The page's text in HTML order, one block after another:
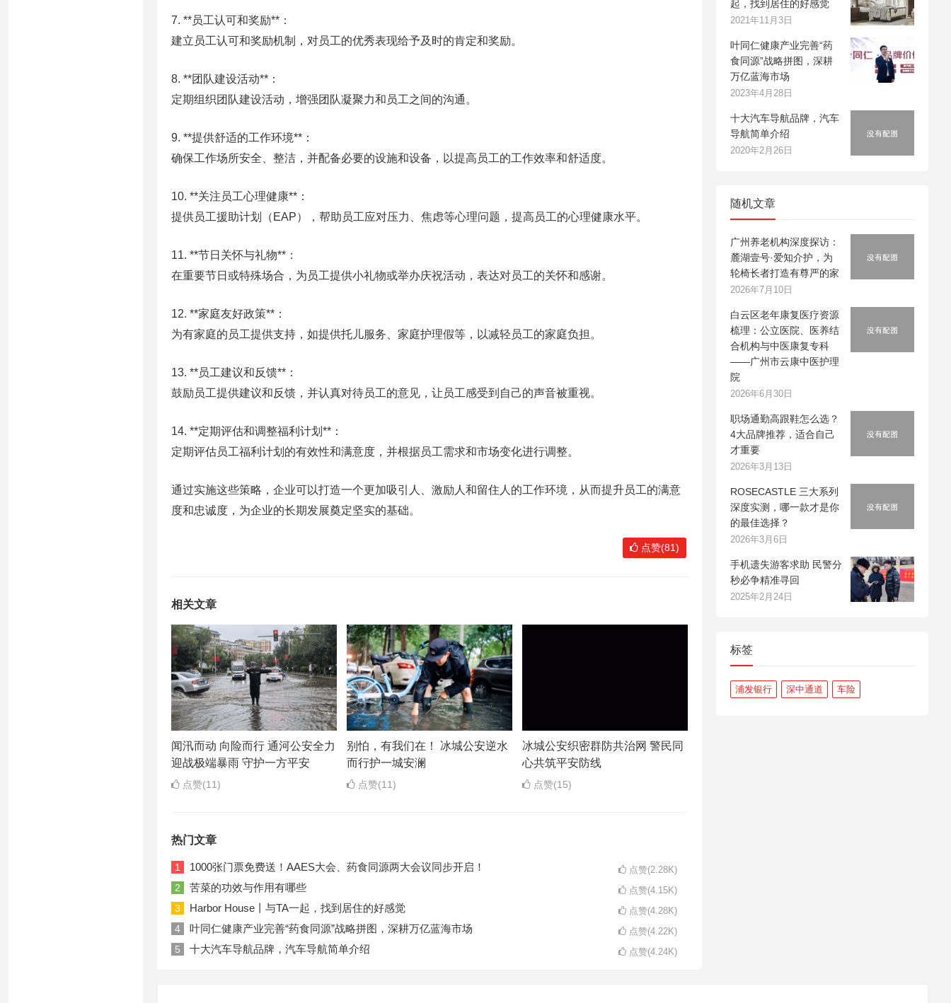
7. **员工认可和奖励**：
建立员工认可和奖励机制，对员工的优秀表现给予及时的肯定和奖励。
8. **团队建设活动**：
定期组织团队建设活动，增强团队凝聚力和员工之间的沟通。
9. **提供舒适的工作环境**：
确保工作场所安全、整洁，并配备必要的设施和设备，以提高员工的工作效率和舒适度。
10. **关注员工心理健康**：
提供员工援助计划（EAP），帮助员工应对压力、焦虑等心理问题，提高员工的心理健康水平。
11. **节日关怀与礼物**：
在重要节日或特殊场合，为员工提供小礼物或举办庆祝活动，表达对员工的关怀和感谢。
12. **家庭友好政策**：
为有家庭的员工提供支持，如提供托儿服务、家庭护理假等，以减轻员工的家庭负担。
13. **员工建议和反馈**：
鼓励员工提供建议和反馈，并认真对待员工的意见，让员工感受到自己的声音被重视。
14. **定期评估和调整福利计划**：
定期评估员工福利计划的有效性和满意度，并根据员工需求和市场变化进行调整。
通过实施这些策略，企业可以打造一个更加吸引人、激励人和留住人的工作环境，从而提升员工的满意
度和忠诚度，为企业的长期发展奠定坚实的基础。
点赞(81)
相关文章
闻汛而动 向险而行 通河公安全力
迎战极端暴雨 守护一方平安
点赞(11)
别怕，有我们在！ 冰城公安逆水
而行护一城安澜
点赞(11)
冰城公安织密群防共治网 警民同
心共筑平安防线
点赞(15)
热门文章
1 1000张门票免费送！AAES大会、药食同源两大会议同步开启！ 点赞(2.28K)
2 苦菜的功效与作用有哪些 点赞(4.15K)
3 Harbor House丨与TA一起，找到居住的好感觉 点赞(4.28K)
4 叶同仁健康产业完善“药食同源”战略拼图，深耕万亿蓝海市场 点赞(4.22K)
5 十大汽车导航品牌，汽车导航简单介绍 点赞(4.24K)
起，找到居住的好感觉
2021年11月3日
叶同仁健康产业完善“药
食同源”战略拼图，深耕
万亿蓝海市场
2023年4月28日
十大汽车导航品牌，汽车
导航简单介绍
2020年2月26日
随机文章
广州养老机构深度探访：
麓湖壹号·爱知介护，为
轮椅长者打造有尊严的家
2026年7月10日
白云区老年康复医疗资源
梳理：公立医院、医养结
合机构与中医康复专科
——广州市云康中医护理
院
2026年6月30日
职场通勤高跟鞋怎么选？
4大品牌推荐，适合自己
才重要
2026年3月13日
ROSECASTLE 三大系列
深度实测，哪一款才是你
的最佳选择？
2026年3月6日
手机遗失游客求助 民警分
秒必争精准寻回
2025年2月24日
标签
浦发银行 深中通道 车险